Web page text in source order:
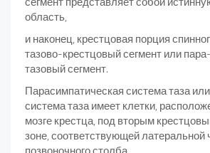
область,
и наконец, крестцовая порция
тазово-крестцовый сегмент или
тазовый сегмент.
Парасимпатическая система таза
система таза имеет клетки,
мозге крестца, под вторым
зоне, соответствующей латеральной